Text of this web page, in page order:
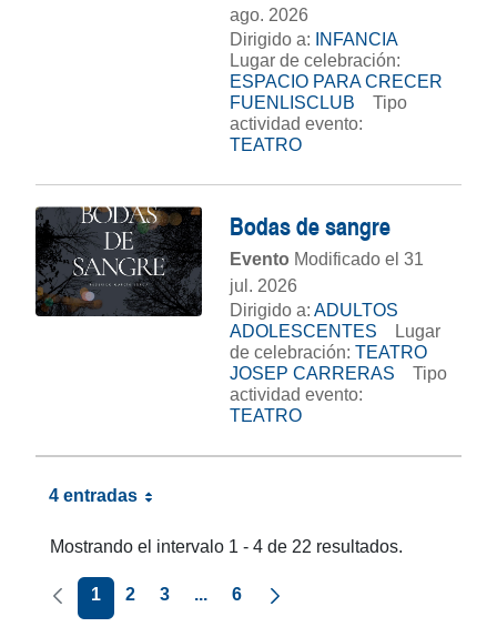
ago. 2026
Dirigido a:
INFANCIA
Lugar de celebración:
ESPACIO PARA CRECER
FUENLISCLUB
Tipo
actividad evento:
TEATRO
Bodas de sangre
Evento Modificado el 31
jul. 2026
Dirigido a: ADULTOS
ADOLESCENTES
Lugar
de celebración: TEATRO
JOSEP CARRERAS
Tipo
actividad evento:
TEATRO
4 entradas
Mostrando el intervalo 1 - 4 de 22 resultados.
Página anterior
1 2 3 ... 6